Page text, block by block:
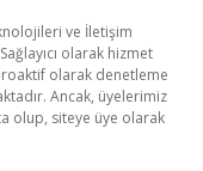
ve İletişim
olarak hizmet
olarak denetleme
Ancak, üyelerimiz
olup, siteye üye olarak